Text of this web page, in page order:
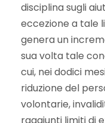
disciplina sugli
eccezione a tale
genera un
sua volta tale
cui, nei dodici
riduzione del
volontarie,